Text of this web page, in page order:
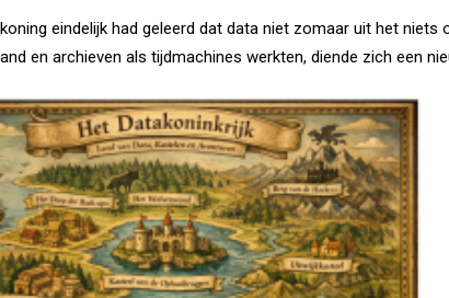
eindelijk had geleerd dat data niet zomaar uit het
en archieven als tijdmachines werkten, diende zich een